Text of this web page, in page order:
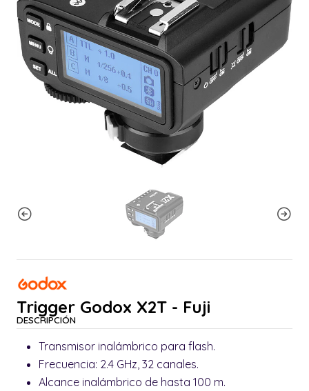
Trigger Godox X2T - Fuji
DESCRIPCIÓN
Transmisor inalámbrico para flash.
Frecuencia: 2.4 GHz, 32 canales.
Alcance inalámbrico de hasta 100 m.